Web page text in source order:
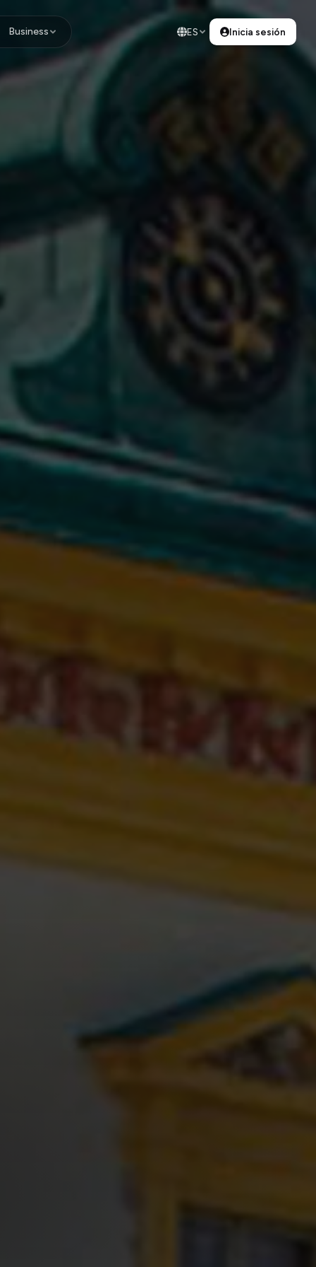
Business ES Inicia sesión